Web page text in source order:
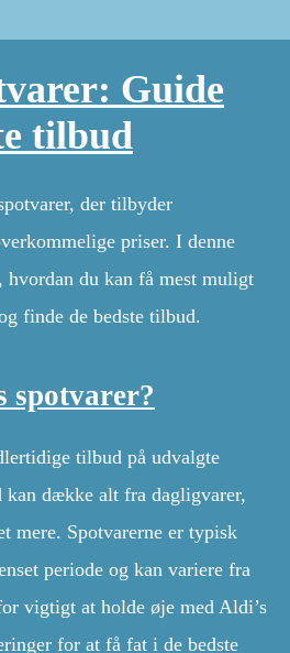
Guide
tilbud
der tilbyder
priser. I denne
hvordan du kan få mest muligt
finde de bedste tilbud.
spotvarer?
tilbud på udvalgte
dække alt fra dagligvarer,
mere. Spotvarerne er typisk
periode og kan variere fra
vigtigt at holde øje med Aldi’s
for at få fat i de bedste